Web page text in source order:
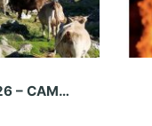
TRITONS: TRAVESSA D’ESTIU 2026 – CAMPRODON (02–09 D’AGOST)